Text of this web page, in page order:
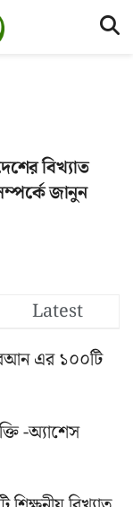
বিখ্যাত
জানুন
Latest
এর ১০০টি
-অ্যাশেস